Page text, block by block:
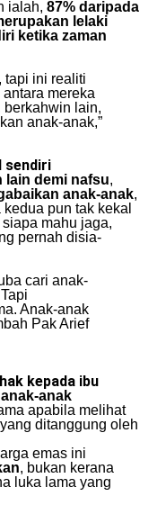
ialah, 87% daripada
lelaki
ketika zaman
tapi ini realiti
mereka
berkahwin lain,
anak-anak,”
sendiri
lain demi nafsu,
anak-anak,
pun tak kekal
mahu jaga,
pernah disia-
cari anak-
Anak-anak
Pak Arief
kepada ibu
anak-anak
apabila melihat
ditanggung oleh
emas ini
, bukan kerana
luka lama yang